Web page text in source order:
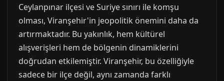
Ceylanpınar ilçesi ve Suriye sınırı ile komşu
olması, Viranşehir'in jeopolitik önemini daha da
artırmaktadır. Bu yakınlık, hem kültürel
alışverişleri hem de bölgenin dinamiklerini
doğrudan etkilemiştir. Viranşehir, bu özelliğiyle
sadece bir ilçe değil, aynı zamanda farklı